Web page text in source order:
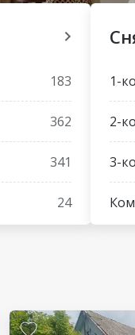
183
362
341
24
1-
2-
3-